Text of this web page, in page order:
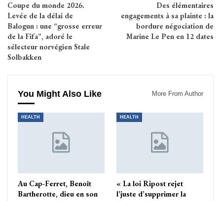
Coupe du monde 2026.
Levée de la délai de
Balogun : une “grosse erreur
de la Fifa”, adoré le
sélecteur norvégien Stale
Solbakken
Des élémentaires
engagements à sa plainte : la
bordure négociation de
Marine Le Pen en 12 dates
You Might Also Like More From Author
HEALTH
Au Cap-Ferret, Benoît
Bartherotte, dieu en son
HEALTH
« La loi Ripost rejet
l’juste d’supprimer la